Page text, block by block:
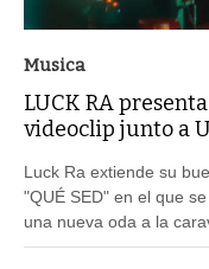
Musica
LUCK RA
videoclip junto a
Luck Ra extiende su
"QUÉ SED" en el que
una nueva oda a la